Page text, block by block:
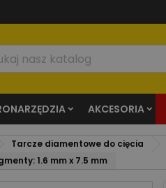
AKCESORIA
Tarcze diamentowe do cięcia
1.6 mm x 7.5 mm